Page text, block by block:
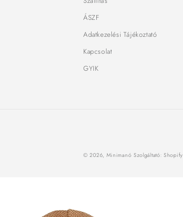
ÁSZF
Adatkezelési Tájékoztató
Kapcsolat
GYIK
© 2026, Minimanó Szolgáltató: Shopify